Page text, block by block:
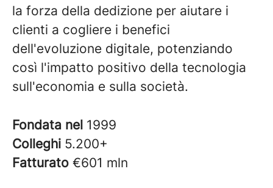
la forza della dedizione per aiutare i
clienti a cogliere i benefici
dell'evoluzione digitale, potenziando
così l'impatto positivo della tecnologia
sull'economia e sulla società.
Fondata nel 1999
Colleghi 5.200+
Fatturato €601 mln